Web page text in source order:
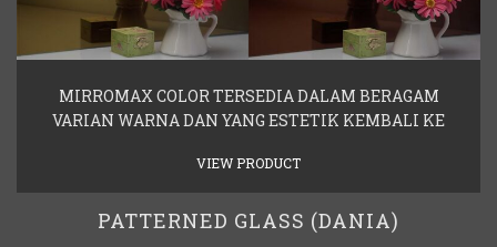
MIRROMAX COLOR TERSEDIA DALAM BERAGAM
VARIAN WARNA DAN YANG ESTETIK KEMBALI KE
VIEW PRODUCT
PATTERNED GLASS (DANIA)